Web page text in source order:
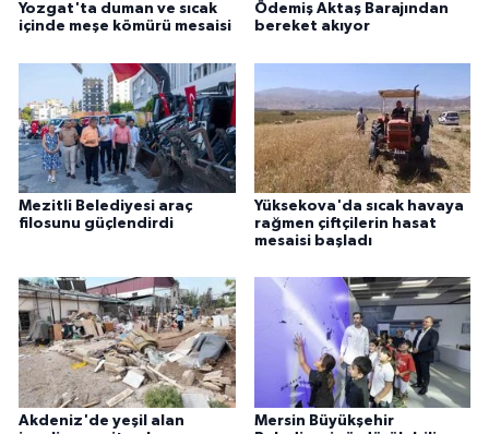
Yozgat'ta duman ve sıcak
içinde meşe kömürü mesaisi
Ödemiş Aktaş Barajından
bereket akıyor
Mezitli Belediyesi araç
filosunu güçlendirdi
Yüksekova'da sıcak havaya
rağmen çiftçilerin hasat
mesaisi başladı
Akdeniz'de yeşil alan
Mersin Büyükşehir